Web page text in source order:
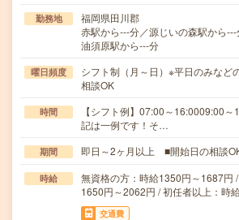
勤務地
福岡県田川郡
赤駅から---分／源じいの森駅から
油須原駅から---分
曜日頻度
シフト制（月～日）※平日のみなど
相談OK
時間
【シフト例】07:00～16:0009:00
記は一例です！そ…
期間 即日～2ヶ月以上 ■開始日の相談
時給
無資格の方：時給1350円～1687円
1650円～2062円 / 初任者以上：時
交通費